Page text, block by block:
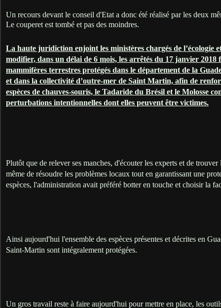
Un recours devant le conseil d'Etat a donc été réalisé par les deux
Le couperet est tombé et pas des moindres.
La haute juridiction enjoint les ministères chargés de l’écologie
modifier, dans un délai de 6 mois, les arrêtés du 17 janvier 2018
mammifères terrestres protégés dans le département de la
et dans la collectivité d’outre-mer de Saint Martin, afin de
espèces de chauves-souris, le Tadaride du Brésil et le Molosse
perturbations intentionnelles dont elles peuvent être victimes.
Plutôt que de relever ses manches, d'écouter les experts et de
même de résoudre les problèmes locaux tout en garantissant une
espèces, l'administration avait préféré botter en touche et choisir la
Ainsi aujourd'hui l'ensemble des espèces présentes et décrites en
Saint-Martin sont intégralement protégées.
Un gros travail reste à faire aujourd'hui pour mettre en place, les